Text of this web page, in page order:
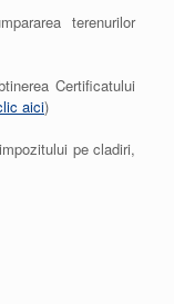
terenurilor
Certificatului
aici)
pe cladiri,